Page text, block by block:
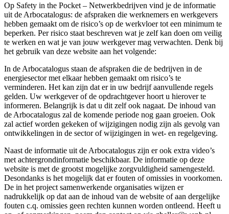
Op Safety in the Pocket – Netwerkbedrijven vind je de informatie
uit de Arbocatalogus: de afspraken die werknemers en werkgevers
hebben gemaakt om de risico’s op de werkvloer tot een minimum te
beperken. Per risico staat beschreven wat je zelf kan doen om veilig
te werken en wat je van jouw werkgever mag verwachten. Denk bij
het gebruik van deze website aan het volgende:
In de Arbocatalogus staan de afspraken die de bedrijven in de
energiesector met elkaar hebben gemaakt om risico’s te
verminderen. Het kan zijn dat er in uw bedrijf aanvullende regels
gelden. Uw werkgever of de opdrachtgever hoort u hierover te
informeren. Belangrijk is dat u dit zelf ook nagaat. De inhoud van
de Arbocatalogus zal de komende periode nog gaan groeien. Ook
zal actief worden gekeken of wijzigingen nodig zijn als gevolg van
ontwikkelingen in de sector of wijzigingen in wet- en regelgeving.
Naast de informatie uit de Arbocatalogus zijn er ook extra video’s
met achtergrondinformatie beschikbaar. De informatie op deze
website is met de grootst mogelijke zorgvuldigheid samengesteld.
Desondanks is het mogelijk dat er fouten of omissies in voorkomen.
De in het project samenwerkende organisaties wijzen er
nadrukkelijk op dat aan de inhoud van de website of aan dergelijke
fouten c.q. omissies geen rechten kunnen worden ontleend. Heeft u